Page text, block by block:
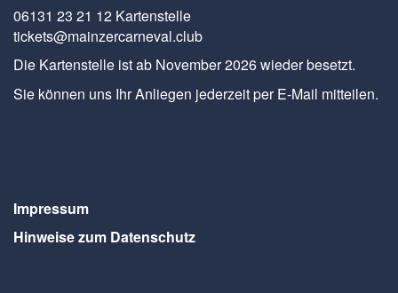
06131 23 21 12 Kartenstelle
tickets@mainzercarneval.club
Die Kartenstelle ist ab November 2026 wieder besetzt.
Sie können uns Ihr Anliegen jederzeit per E-Mail mitteilen.
Impressum
Hinweise zum Datenschutz